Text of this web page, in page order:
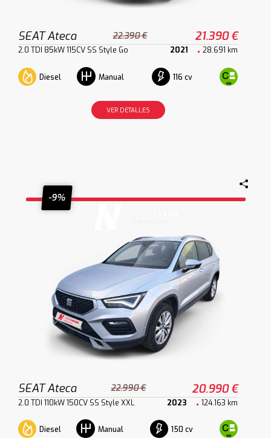
SEAT Ateca 22.390 € 21.390 €
2.0 TDI 85kW 115CV SS Style Go 2021 28.691 km
Diesel Manual 116 cv
VER DETALLES
-9%
SEAT Ateca 22.990 € 20.990 €
2.0 TDI 110kW 150CV SS Style XXL 2023 124.163 km
Diesel Manual 150 cv